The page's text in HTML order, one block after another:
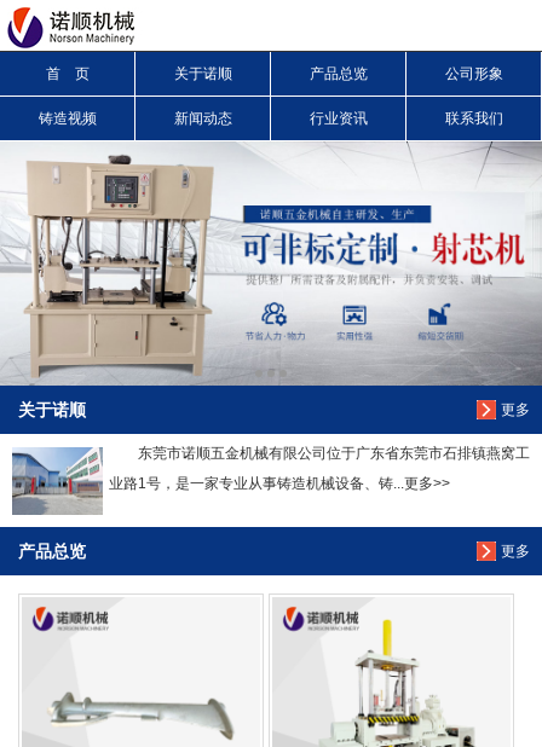
首 页 关于诺顺 产品总览 公司形象
铸造视频 新闻动态 行业资讯 联系我们
更多
关于诺顺
东莞市诺顺五金机械有限公司位于广东省东莞市石排镇燕窝工
业路1号，是一家专业从事铸造机械设备、铸...更多>>
更多
产品总览
信息搜索
搜索